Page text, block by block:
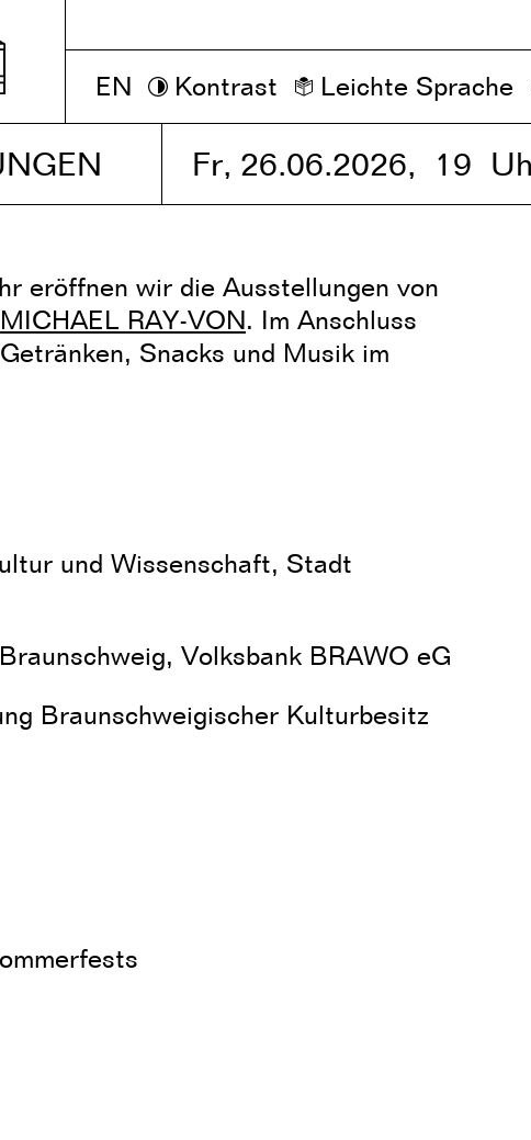
EN Kontrast Leichte Sprache
Fr, 26.06.2026, 19
eröffnen wir die Ausstellungen von
MICHAEL RAY-VON. Im Anschluss
Snacks und Musik im
und Wissenschaft, Stadt
Volksbank BRAWO eG
Braunschweigischer Kulturbesitz